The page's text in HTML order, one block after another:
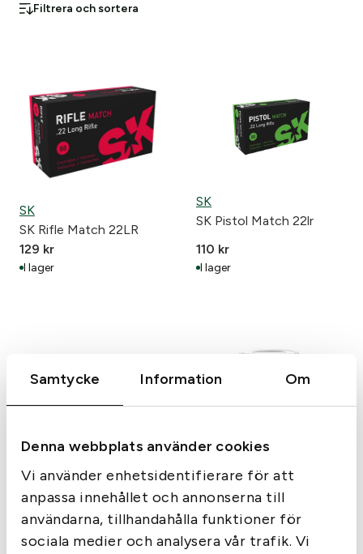
Samtycke Information Om
Denna webbplats använder cookies
Vi använder enhetsidentifierare för att
anpassa innehållet och annonserna till
användarna, tillhandahålla funktioner för
sociala medier och analysera vår trafik. Vi
Filtrera och sortera
SK
SK Rifle Match 22LR
129 kr
I lager
SK
SK Pistol Match 22lr
110 kr
I lager
SK Pistol Match Special
22lr
SK 22LR Magazine 40 gr
LRN 500st